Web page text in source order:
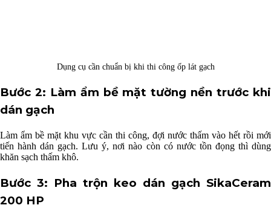
Dụng cụ cần chuẩn bị khi thi công ốp lát gạch
Bước 2: Làm ẩm bề mặt tường nền trước khi
dán gạch
Làm ẩm bề mặt khu vực cần thi công, đợi nước thấm vào hết rồi mới
tiến hành dán gạch. Lưu ý, nơi nào còn có nước tồn đọng thì dùng
khăn sạch thấm khô.
Bước 3: Pha trộn keo dán gạch SikaCeram
200 HP